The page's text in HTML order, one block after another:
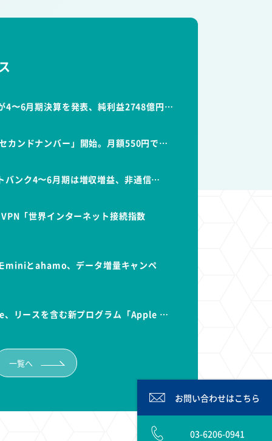
4〜6月期決算を発表、純利益2748億円…
カンドナンバー」開始。月額550円で…
バンク4〜6月期は増収増益、非通信…
「世界インターネット接続指数
miniとahamo、データ増量キャンペ
、リースを含む新プログラム「Apple …
一覧へ
お問い合わせはこちら
03-6206-0941